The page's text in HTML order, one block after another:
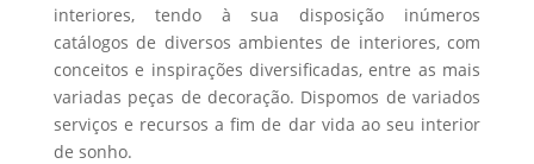
page
interiores, tendo à sua disposição inúmeros
catálogos de diversos ambientes de interiores, com
conceitos e inspirações diversificadas, entre as mais
variadas peças de decoração. Dispomos de variados
serviços e recursos a fim de dar vida ao seu interior
de sonho.